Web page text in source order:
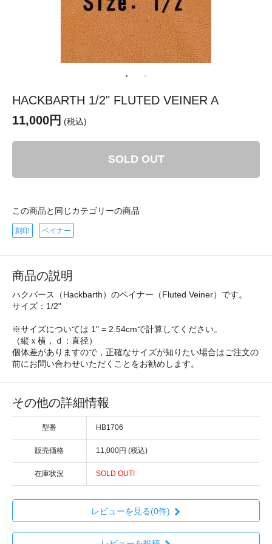
HACKBARTH 1/2" FLUTED VEINER A
11,000円 (税込)
SOLD OUT
この商品と同じカテゴリーの商品
刻印 ベイナー
商品の説明
ハクバース（Hackbarth）のベイナー（Fluted Veiner）です。
サイズ：1/2"
※サイズについては 1" = 2.54cmで計算してください。
（縦ｘ横，ｄ：直径）
個体差がありますので，正確なサイズが知りたい場合はご注文の
前にお問い合わせいただくことをお勧めします。
その他の詳細情報
型番 HB1706
販売価格 11,000円 (税込)
在庫状況 SOLD OUT!
レビューを見る(0件)